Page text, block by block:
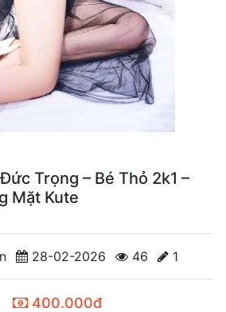
Trọng – Bé Thỏ 2k1 –
Mặt Kute
28-02-2026 46 1
400.000đ